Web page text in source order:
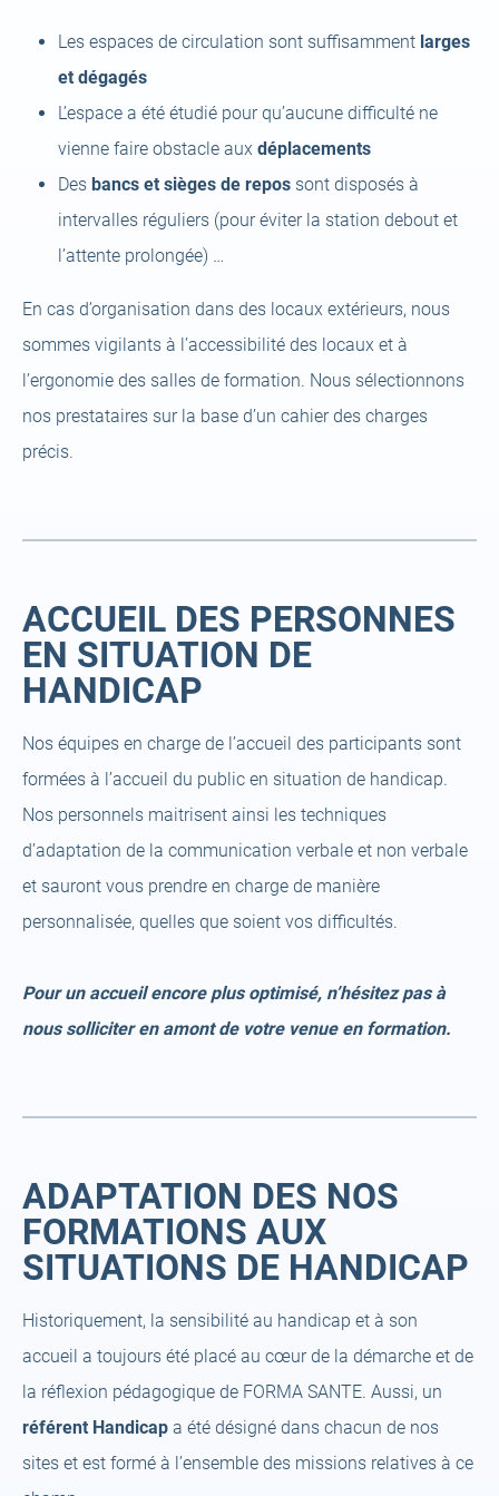
Les espaces de circulation sont suffisamment larges
et dégagés
L’espace a été étudié pour qu’aucune difficulté ne
vienne faire obstacle aux déplacements
Des bancs et sièges de repos sont disposés à
intervalles réguliers (pour éviter la station debout et
l’attente prolongée) …
En cas d’organisation dans des locaux extérieurs, nous
sommes vigilants à l’accessibilité des locaux et à
l’ergonomie des salles de formation. Nous sélectionnons
nos prestataires sur la base d’un cahier des charges
précis.
ACCUEIL DES PERSONNES
EN SITUATION DE
HANDICAP
Nos équipes en charge de l’accueil des participants sont
formées à l’accueil du public en situation de handicap.
Nos personnels maitrisent ainsi les techniques
d’adaptation de la communication verbale et non verbale
et sauront vous prendre en charge de manière
personnalisée, quelles que soient vos difficultés.
Pour un accueil encore plus optimisé, n’hésitez pas à
nous solliciter en amont de votre venue en formation.
ADAPTATION DES NOS
FORMATIONS AUX
SITUATIONS DE HANDICAP
Historiquement, la sensibilité au handicap et à son
accueil a toujours été placé au cœur de la démarche et de
la réflexion pédagogique de FORMA SANTE. Aussi, un
référent Handicap a été désigné dans chacun de nos
sites et est formé à l’ensemble des missions relatives à ce